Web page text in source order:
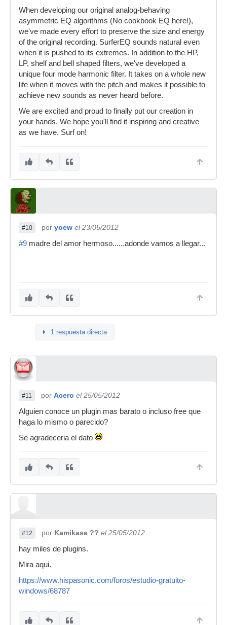
When developing our original analog-behaving
asymmetric EQ algorithms (No cookbook EQ here!),
we've made every effort to preserve the size and energy
of the original recording. SurferEQ sounds natural even
when it is pushed to its extremes. In addition to the HP,
LP, shelf and bell shaped filters, we've developed a
unique four mode harmonic filter. It takes on a whole new
life when it moves with the pitch and makes it possible to
achieve new sounds as never heard before.
We are excited and proud to finally put our creation in
your hands. We hope you'll find it inspiring and creative
as we have. Surf on!
#10 por yoew el 23/05/2012
#9 madre del amor hermoso......adonde vamos a llegar...
1 respuesta directa
#11 por Acero el 25/05/2012
Alguien conoce un plugin mas barato o incluso free que
haga lo mismo o parecido?
Se agradeceria el dato
#12 por Kamikase ?? el 25/05/2012
hay miles de plugins.
Mira aqui.
https://www.hispasonic.com/foros/estudio-gratuito-
windows/68787